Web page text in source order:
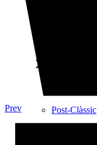
Post-Clàssic
Prev